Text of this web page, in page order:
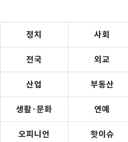
정치 사회
전국 외교
산업 부동산
생활·문화 연예
오피니언 핫이슈